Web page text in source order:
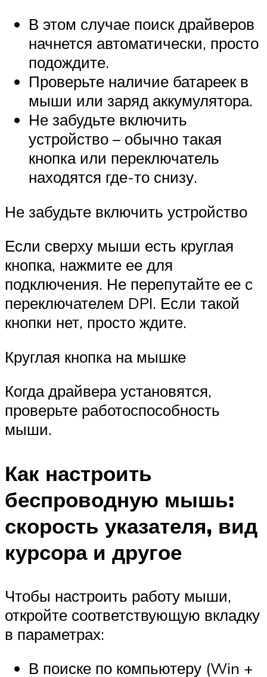
В этом случае поиск драйверов
начнется автоматически, просто
подождите.
Проверьте наличие батареек в
мыши или заряд аккумулятора.
Не забудьте включить
устройство – обычно такая
кнопка или переключатель
находятся где-то снизу.
Не забудьте включить устройство
Если сверху мыши есть круглая
кнопка, нажмите ее для
подключения. Не перепутайте ее с
переключателем DPI. Если такой
кнопки нет, просто ждите.
Круглая кнопка на мышке
Когда драйвера установятся,
проверьте работоспособность
мыши.
Как настроить
беспроводную мышь:
скорость указателя, вид
курсора и другое
Чтобы настроить работу мыши,
откройте соответствующую вкладку
в параметрах:
В поиске по компьютеру (Win +